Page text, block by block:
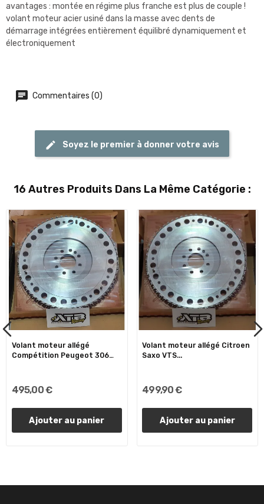
avantages : montée en régime plus franche est plus de couple !
volant moteur acier usiné dans la masse avec dents de
démarrage intégrées entièrement équilibré dynamiquement et
électroniquement
Commentaires (0)
Soyez le premier à donner votre avis
16 Autres Produits Dans La Même Catégorie :
Volant moteur allégé
Compétition Peugeot 306
495,00 €
Ajouter au panier
Volant moteur allégé Citroen
Saxo VTS...
499,90 €
Ajouter au panier